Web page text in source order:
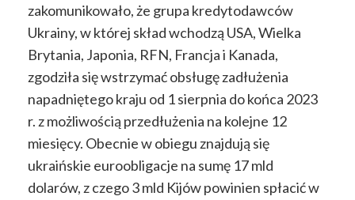
zakomunikowało, że grupa kredytodawców
Ukrainy, w której skład wchodzą USA, Wielka
Brytania, Japonia, RFN, Francja i Kanada,
zgodziła się wstrzymać obsługę zadłużenia
napadniętego kraju od 1 sierpnia do końca 2023
r. z możliwością przedłużenia na kolejne 12
miesięcy. Obecnie w obiegu znajdują się
ukraińskie euroobligacje na sumę 17 mld
dolarów, z czego 3 mld Kijów powinien spłacić w